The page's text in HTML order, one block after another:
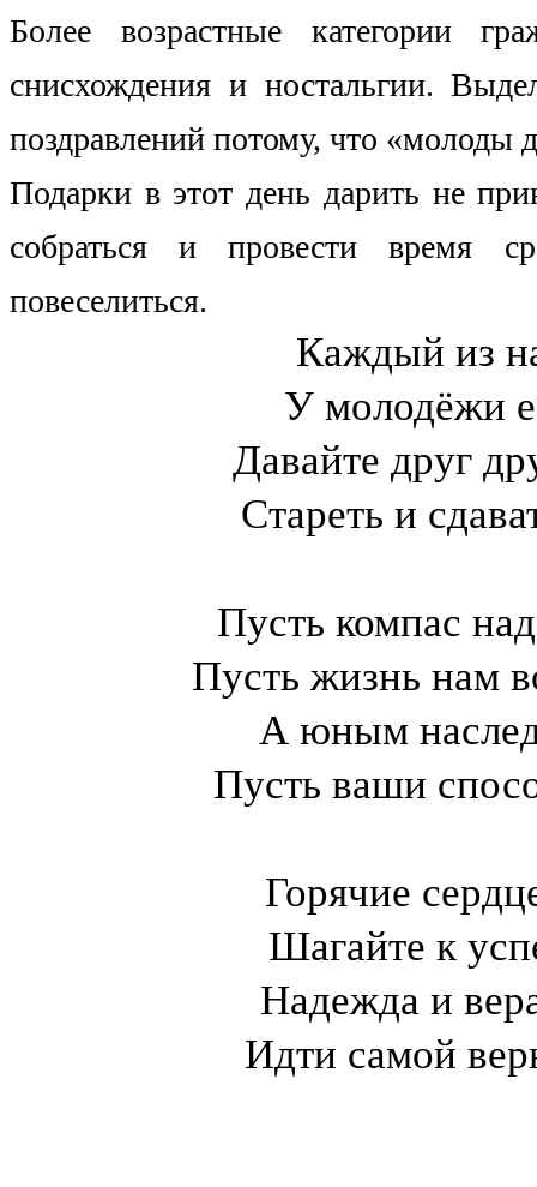
Более возрастные категории
снисхождения и ностальгии.
поздравлений потому, что
Подарки в этот день дарить не
собраться и провести время
повеселиться.
Каждый из
У молодёжи
Давайте друг
Стареть и
Пусть компас
Пусть жизнь нам
А юным
Пусть ваши
Горячие
Шагайте к
Надежда и
Идти самой